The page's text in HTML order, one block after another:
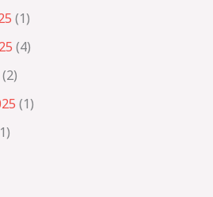
(1)
(4)
(2)
(1)